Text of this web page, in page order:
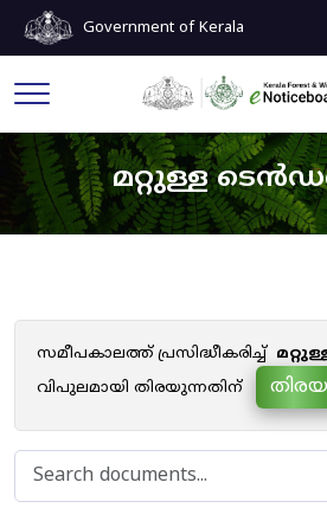
Government of Kerala
മറ്റുള്ള
സമീപകാലത്ത് പ്രസിദ്ധീകരിച്ച്
വിപുലമായി തിരയുന്നതിന്